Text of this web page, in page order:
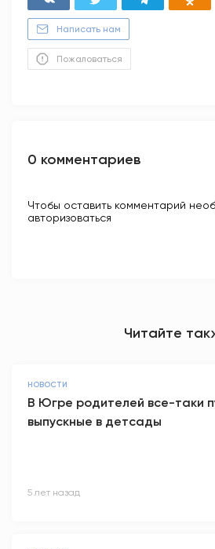
Написать нам
Пожаловаться
0 комментариев
Чтобы оставить комментарий
авторизоваться
Читайте
НОВОСТИ
В Югре родителей все-таки
выпускные в детсады
5 лет назад